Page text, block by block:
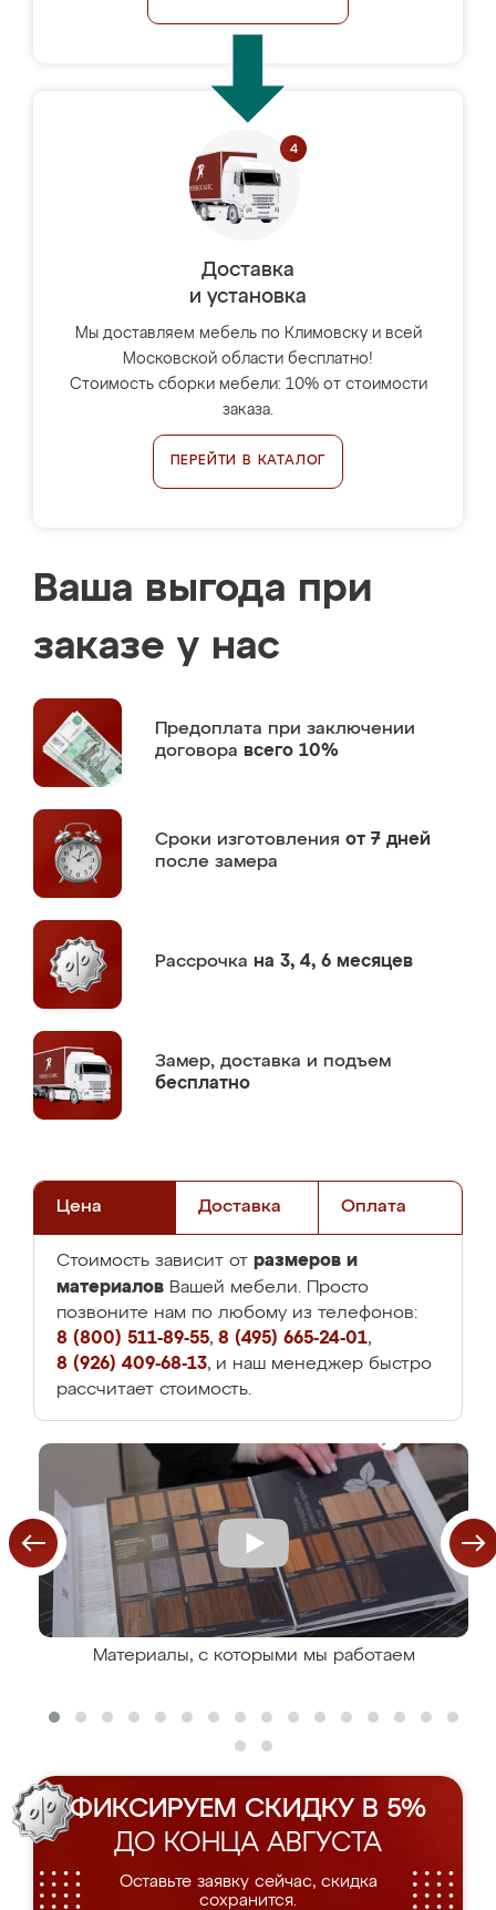
Доставка
и установка
Мы доставляем мебель по Климовску и всей
Московской области бесплатно!
Стоимость сборки мебели: 10% от стоимости
заказа.
ПЕРЕЙТИ В КАТАЛОГ
Ваша выгода при
заказе у нас
Предоплата при заключении
договора всего 10%
Сроки изготовления от 7 дней
после замера
Рассрочка на 3, 4, 6 месяцев
Замер, доставка и подъем
бесплатно
Цена Доставка Оплата
Стоимость зависит от размеров и
материалов Вашей мебели. Просто
позвоните нам по любому из телефонов:
8 (800) 511-89-55, 8 (495) 665-24-01,
8 (926) 409-68-13, и наш менеджер быстро
рассчитает стоимость.
Материалы, с которыми мы работаем
ФИКСИРУЕМ СКИДКУ В 5%
ДО КОНЦА АВГУСТА
Оставьте заявку сейчас, скидка
сохранится.